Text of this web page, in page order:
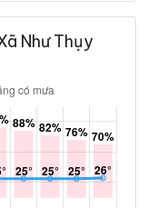
Như Thụy